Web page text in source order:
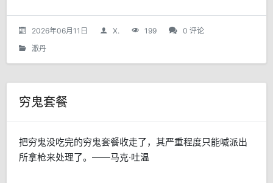
2026年06月11日 X. 199
0 评论
澈丹
穷鬼套餐
把穷鬼没吃完的穷鬼套餐收走了，其严重程度只能喊派出
所拿枪来处理了。——马克·吐温